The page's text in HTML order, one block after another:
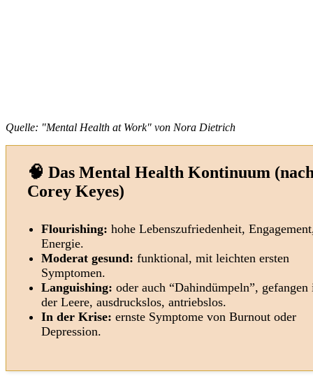
Quelle: "Mental Health at Work" von Nora Dietrich
🧠 Das Mental Health Kontinuum
Corey Keyes)
Flourishing: hohe Lebenszufriedenheit,
Energie.
Moderat gesund: funktional, mit leichten ersten
Symptomen.
Languishing: oder auch “Dahindümpeln”, gefangen
der Leere, ausdruckslos, antriebslos.
In der Krise: ernste Symptome von Burnout oder
Depression.